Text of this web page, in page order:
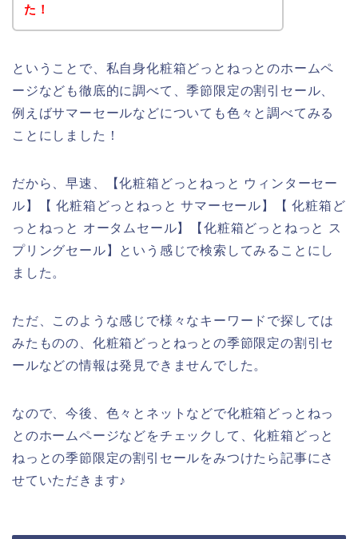
た！
ということで、私自身化粧箱どっとねっとのホームペ
ージなども徹底的に調べて、季節限定の割引セール、
例えばサマーセールなどについても色々と調べてみる
ことにしました！
だから、早速、【化粧箱どっとねっと ウィンターセー
ル】【 化粧箱どっとねっと サマーセール】【 化粧箱ど
っとねっと オータムセール】【化粧箱どっとねっと ス
プリングセール】という感じで検索してみることにし
ました。
ただ、このような感じで様々なキーワードで探しては
みたものの、化粧箱どっとねっとの季節限定の割引セ
ールなどの情報は発見できませんでした。
なので、今後、色々とネットなどで化粧箱どっとねっ
とのホームページなどをチェックして、化粧箱どっと
ねっとの季節限定の割引セールをみつけたら記事にさ
せていただきます♪